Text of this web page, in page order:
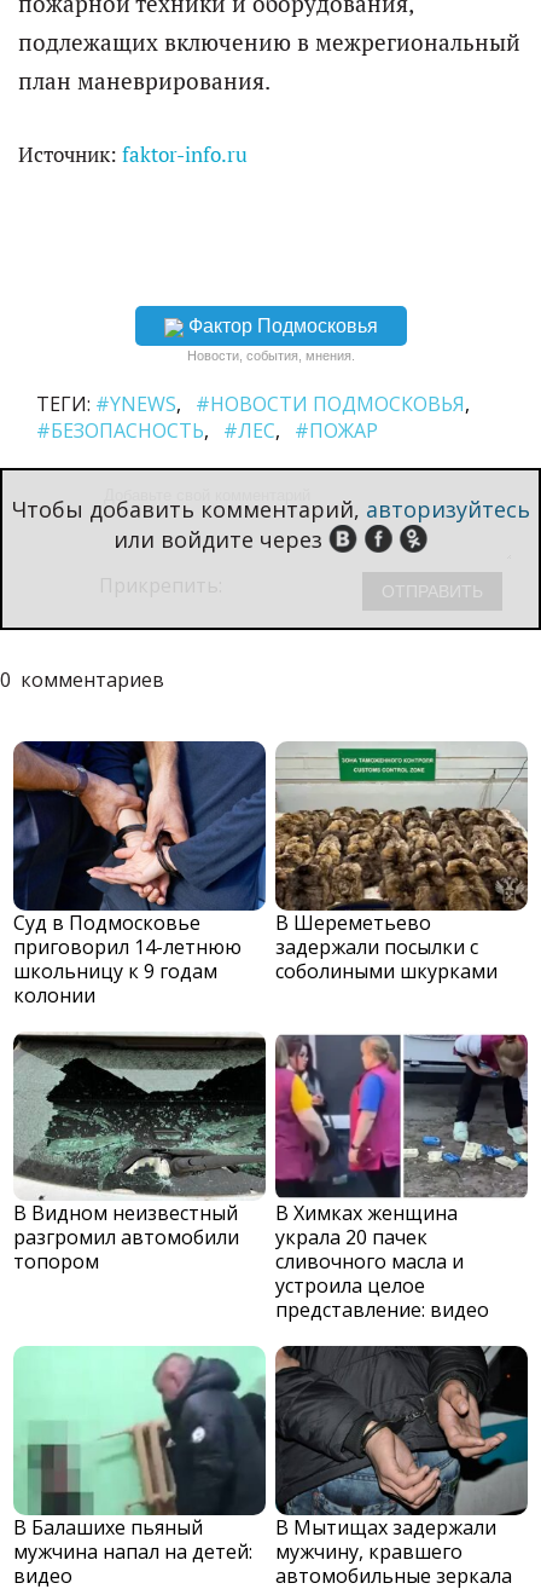
подлежащих включению в межрегиональный
план маневрирования.
Источник: faktor-info.ru
Фактор Подмосковья
Новости, события, мнения.
ТЕГИ: #YNEWS
#НОВОСТИ ПОДМОСКОВЬЯ
#БЕЗОПАСНОСТЬ
#ЛЕС #ПОЖАР
Чтобы добавить комментарий, авторизуйтесь
или войдите через
0 комментариев
Суд в Подмосковье
приговорил 14-летнюю
школьницу к 9 годам
колонии
В Шереметьево
задержали посылки с
соболиными шкурками
В Видном неизвестный
разгромил автомобили
топором
В Химках женщина
украла 20 пачек
сливочного масла и
устроила целое
представление: видео
В Балашихе пьяный
мужчина напал на детей:
видео
В Мытищах задержали
мужчину, кравшего
автомобильные зеркала